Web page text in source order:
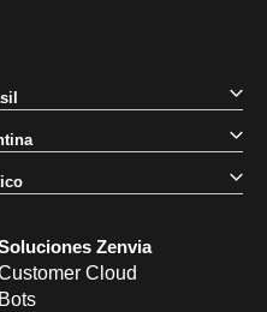
Zenvia
Cloud
Bots